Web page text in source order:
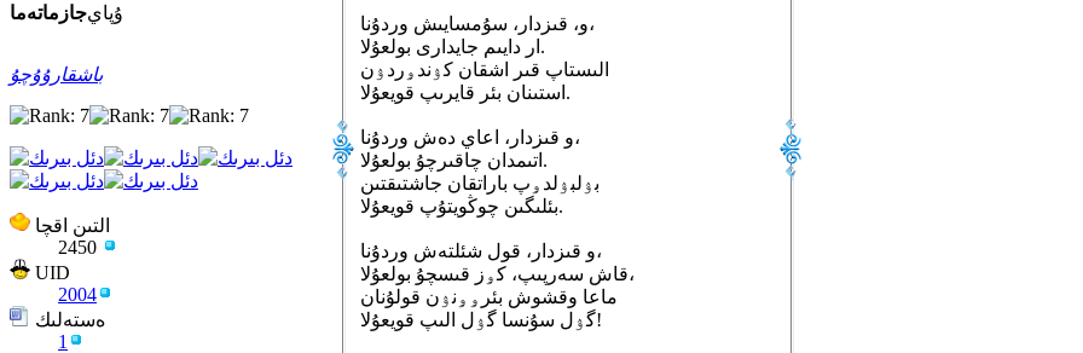
تەماجازماۇپاي
باشقارۇۇچۇ
التىن اقچا
2450
UID
2004
ەستەلىك
1
و، قىزدار، سۇمسايىش وردۇنا،
ار دايىم جايدارى بولعۇلا.
الىستاپ قىر اشقان كۉندۅردۉن
استىنان بئر قايرىپ قويعۇلا.
و قىزدار، اعاي دەش وردۇنا،
اتىمدان چاقىرچۇ بولعۇلا.
بۉلبۉلدۅپ باراتقان جاشتىقتىن
بئلىگىن چوڭويتۇپ قويعۇلا.
و قىزدار، قول شئلتەش وردۇنا،
قاش سەرپىپ، كۅز قىسچۇ بولعۇلا،
ماعا وقشوش بئرۅۅنۉن قولۇنان
گۉل سۇنسا گۉل الىپ قويعۇلا!